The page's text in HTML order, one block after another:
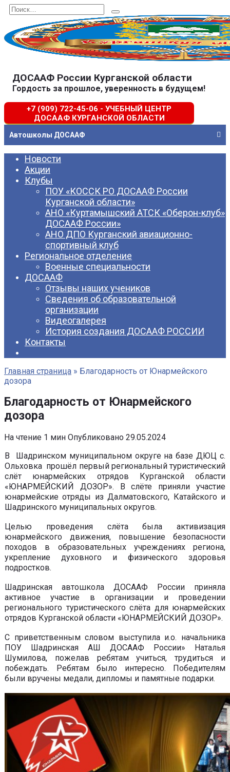
Перейти
содержанию
Search
for:
ДОСААФ России Курганской области
Гордость за прошлое, уверенность в будущем!
+7 (909) 722-45-06 - УЧЕБНЫЙ ЦЕНТР
ДОСААФ КУРГАНСКОЙ ОБЛАСТИ
Автошколы ДОСААФ
Новости
Акции
Клубы
ПОУ «КОССК РО ДОСААФ России
Курганской области»
АНО «Куртамышский АТСК «Оберон-клуб»
ДОСААФ России»
АНО ДПО Курганский авиационно-
спортивный клуб
Региональное отделение
Военные специальности
ДОСААФ
Отзывы наших учеников
Сведения об образовательной
организации
Видеогалерея
История создания ДОСААФ РОССИИ
Контакты
Главная страница » Благодарность от Юнармейского
дозора
Благодарность от Юнармейского
дозора
На чтение 1 мин Опубликовано 29.05.2024
В Шадринском муниципальном округе на базе ДЮЦ с.
Ольховка прошёл первый региональный туристический
слёт юнармейских отрядов Курганской области
«ЮНАРМЕЙСКИЙ ДОЗОР». В слёте приняли участие
юнармейские отряды из Далматовского, Катайского и
Шадринского муниципальных округов.
Целью проведения слёта была активизация
юнармейского движения, повышение безопасности
походов в образовательных учреждениях региона,
укрепление духовного и физического здоровья
подростков.
Шадринская автошкола ДОСААФ России приняла
активное участие в организации и проведении
регионального туристического слёта для юнармейских
отрядов Курганской области «ЮНАРМЕЙСКИЙ ДОЗОР».
С приветственным словом выступила и.о. начальника
ПОУ Шадринская АШ ДОСААФ России» Наталья
Шумилова, пожелав ребятам учиться, трудиться и
побеждать. Ребятам было интересно. Победителям
были вручены медали, дипломы и памятные подарки.